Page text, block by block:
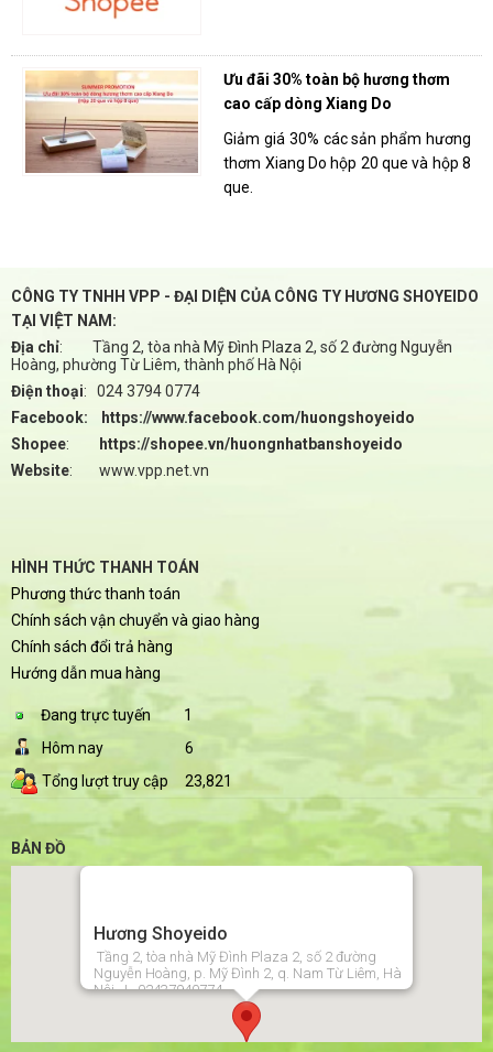
Ưu đãi 30% toàn bộ hương thơm
cao cấp dòng Xiang Do
Giảm giá 30% các sản phẩm hương
thơm Xiang Do hộp 20 que và hộp 8
que.
CÔNG TY TNHH VPP - ĐẠI DIỆN CỦA CÔNG TY HƯƠNG SHOYEIDO
TẠI VIỆT NAM:
Địa chỉ: Tầng 2, tòa nhà Mỹ Đình Plaza 2, số 2 đường Nguyễn
Hoàng, phường Từ Liêm, thành phố Hà Nội
Điện thoại: 024 3794 0774
Facebook: https://www.facebook.com/huongshoyeido
Shopee:
https://shopee.vn/huongnhatbanshoyeido
Website: www.vpp.net.vn
HÌNH THỨC THANH TOÁN
Phương thức thanh toán
Chính sách vận chuyển và giao hàng
Chính sách đổi trả hàng
Hướng dẫn mua hàng
Đang trực tuyến
1
Hôm nay
6
Tổng lượt truy cập
23,821
BẢN ĐỒ
Hương Shoyeido
Tầng 2, tòa nhà Mỹ Đình Plaza 2, số 2 đường
Nguyễn Hoàng, p. Mỹ Đình 2, q. Nam Từ Liêm, Hà
Nội | 02437940774